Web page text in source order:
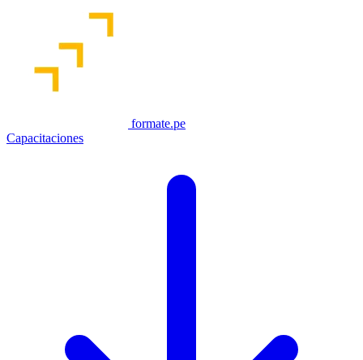
formate.pe
Capacitaciones